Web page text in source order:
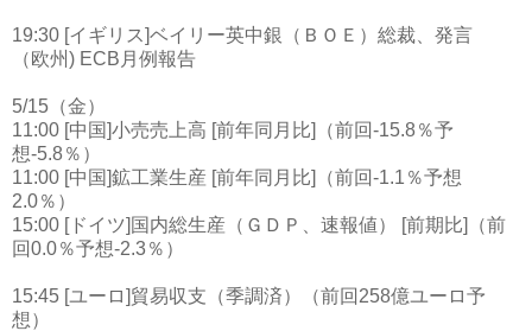
19:30 [イギリス]ベイリー英中銀（ＢＯＥ）総裁、発言
（欧州) ECB月例報告
5/15（金）
11:00 [中国]小売売上高 [前年同月比]（前回-15.8％予
想-5.8％）
11:00 [中国]鉱工業生産 [前年同月比]（前回-1.1％予想
2.0％）
15:00 [ドイツ]国内総生産（ＧＤＰ、速報値） [前期比]（前
回0.0％予想-2.3％）
15:45 [ユーロ]貿易収支（季調済）（前回258億ユーロ予
想）